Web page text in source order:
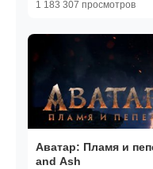
1 183 307 просмотров
Аватар: Пламя и
and Ash